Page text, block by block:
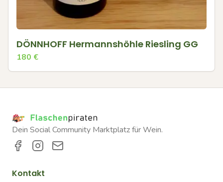
DÖNNHOFF Hermannshöhle Riesling GG
180 €
Dein Social Community Marktplatz für Wein.
Kontakt